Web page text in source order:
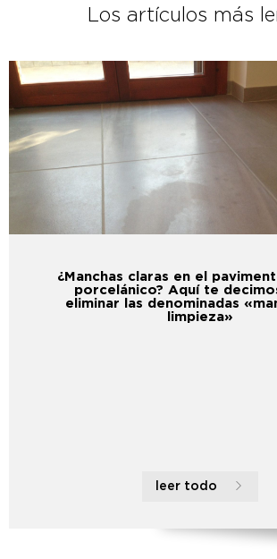
Los artículos más
¿Manchas claras en el
porcelánico? Aquí te
eliminar las denominadas
limpieza»
leer todo